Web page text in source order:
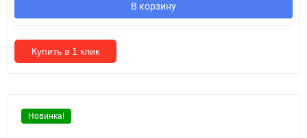
В корзину
Купить в 1 клик
Новинка!